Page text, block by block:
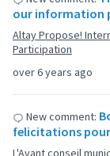
over 6 years ago
our information
Altay Propose!
Participation
New comment:
felicitations
L'Avant conseil